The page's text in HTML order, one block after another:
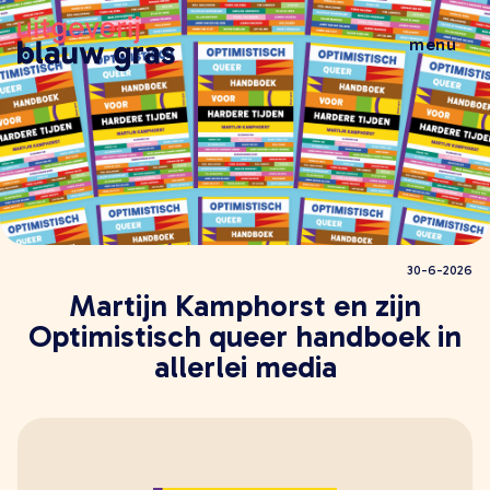
menu
wat doen wij
veelgestelde vragen
wie zijn wij
nieuws
al het nieuws
leestips
evenementen
boeken
30-6-2026
Martijn Kamphorst en zijn
Optimistisch queer handboek in
allerlei media